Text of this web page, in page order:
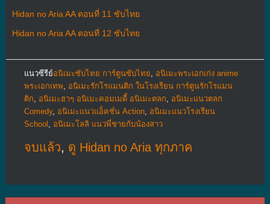
Hidan no Aria AA ตอนที่ 11 ซับไทย
Hidan no Aria AA ตอนที่ 12 ซับไทย
แนวซีรีย์อนิเมะซับไทย การ์ตูนซับไทย
อนิเมะพระเอกเก่ง anime
พระเอกเทพ
อนิเมะรักโรแมนติก ในโรงเรียน การ์ตูนรักโรแมน
ติก
อนิเมะฮาๆ อนิเมะคอมเมดี้ อนิเมะตลก
อนิเมะแนวตลก
Comedy, อนิเมะแนวแอ็คชั่น Action, อนิเมะแนวโรงเรียน
School
อนิเมะโลลิ แนวพี่ชายกับน้องสาว
จบแล้ว, ดู Hidan no Aria ทุกภาค